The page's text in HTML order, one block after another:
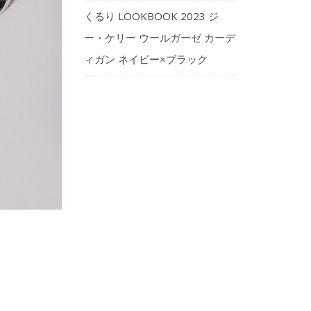
くるり LOOKBOOK 2023 ジ
ー・ケリー ウールガーゼ カーデ
ィガン ネイビー×ブラック